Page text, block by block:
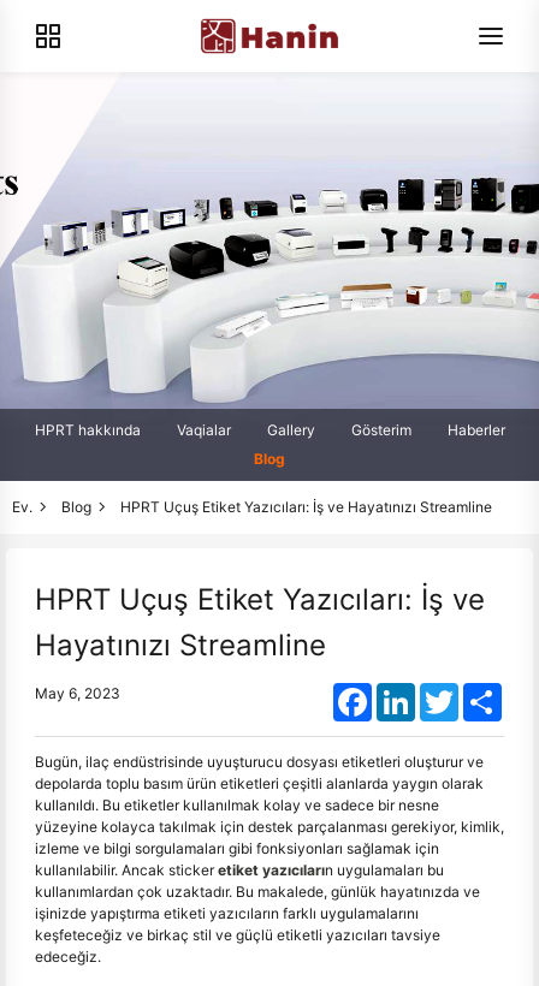
HPRT hakkında Vaqialar Gallery Gösterim
Haberler
Blog
Ev. Blog HPRT Uçuş Etiket Yazıcıları: İş ve Hayatınızı Streamline
HPRT Uçuş Etiket Yazıcıları: İş ve
Hayatınızı Streamline
May 6, 2023 FacebookLinkedInTwitter
Bugün, ilaç endüstrisinde uyuşturucu dosyası etiketleri oluşturur ve
depolarda toplu basım ürün etiketleri çeşitli alanlarda yaygın olarak
kullanıldı. Bu etiketler kullanılmak kolay ve sadece bir nesne
yüzeyine kolayca takılmak için destek parçalanması gerekiyor, kimlik,
izleme ve bilgi sorgulamaları gibi fonksiyonları sağlamak için
kullanılabilir. Ancak stickeretiket yazıcıların uygulamaları bu
kullanımlardan çok uzaktadır. Bu makalede, günlük hayatınızda ve
işinizde yapıştırma etiketi yazıcıların farklı uygulamalarını
keşfeteceğiz ve birkaç stil ve güçlü etiketli yazıcıları tavsiye
edeceğiz.